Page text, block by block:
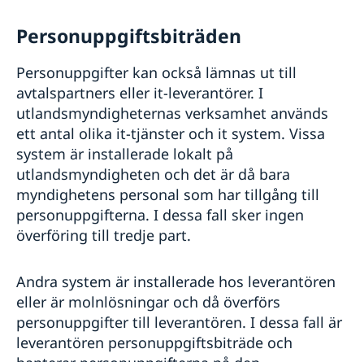
Personuppgiftsbiträden
Personuppgifter kan också lämnas ut till
avtalspartners eller it-leverantörer. I
utlandsmyndigheternas verksamhet används
ett antal olika it-tjänster och it­ system. Vissa
system är installerade lokalt på
utlandsmyndigheten och det är då bara
myndighetens personal som har tillgång till
personuppgifterna. I dessa fall sker ingen
överföring till tredje part.
Andra system är installerade hos leverantören
eller är molnlösningar och då överförs
personuppgifter till leverantören. I dessa fall är
leverantören personuppgiftsbiträde och